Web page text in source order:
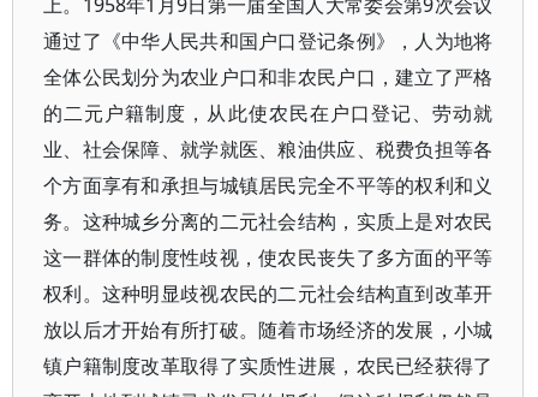
通过了《中华人民共和国户口登记条例》，人为地将
全体公民划分为农业户口和非农民户口，建立了严格
的二元户籍制度，从此使农民在户口登记、劳动就
业、社会保障、就学就医、粮油供应、税费负担等各
个方面享有和承担与城镇居民完全不平等的权利和义
务。这种城乡分离的二元社会结构，实质上是对农民
这一群体的制度性歧视，使农民丧失了多方面的平等
权利。这种明显歧视农民的二元社会结构直到改革开
放以后才开始有所打破。随着市场经济的发展，小城
镇户籍制度改革取得了实质性进展，农民已经获得了